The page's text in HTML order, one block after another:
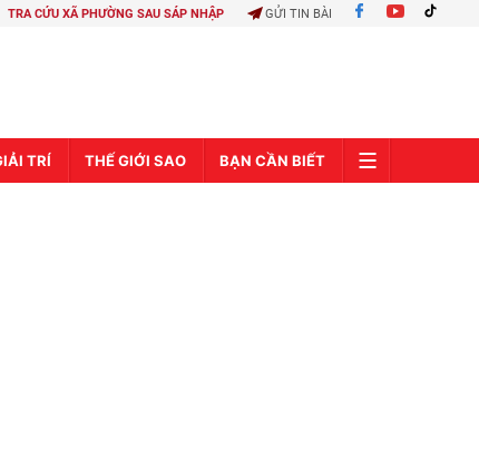
TRA CỨU XÃ PHƯỜNG SAU SÁP NHẬP GỬI TIN BÀI
TRÍ THẾ GIỚI SAO BẠN CẦN BIẾT